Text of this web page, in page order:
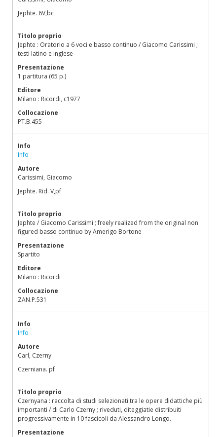
Jephte. 6V,bc
Titolo proprio
Jephte : Oratorio a 6 voci e basso continuo / Giacomo Carissimi ;
testi latino e inglese
Presentazione
1 partitura (65 p.)
Editore
Milano : Ricordi, c1977
Collocazione
PT.B.455
Info
Info
Autore
Carissimi, Giacomo
Jephte. Rid. V,pf
Titolo proprio
Jephte / Giacomo Carissimi ; freely realized from the original non
figured basso continuo by Amerigo Bortone
Presentazione
Spartito
Editore
Milano : Ricordi
Collocazione
ZAN.P.531
Info
Info
Autore
Carl, Czerny
Czerniana. pf
Titolo proprio
Czernyana : raccolta di studi selezionati tra le opere didattiche più
importanti / di Carlo Czerny ; riveduti, diteggiatie distribuiti
progressivamente in 10 fascicoli da Alessandro Longo.
Presentazione